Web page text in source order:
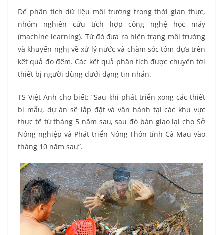
Để phân tích dữ liệu môi trường trong thời gian thực,
nhóm nghiên cứu tích hợp công nghệ học máy
(machine learning). Từ đó đưa ra hiện trạng môi trường
và khuyến nghị về xử lý nước và chăm sóc tôm dựa trên
kết quả đo đếm. Các kết quả phân tích được chuyển tới
thiết bị người dùng dưới dạng tin nhắn.
TS Việt Anh cho biết: “Sau khi phát triển xong các thiết
bị mẫu, dự án sẽ lắp đặt và vận hành tại các khu vực
thực tế từ tháng 5 năm sau, sau đó bàn giao lại cho Sở
Nông nghiệp và Phát triển Nông Thôn tỉnh Cà Mau vào
tháng 10 năm sau”.